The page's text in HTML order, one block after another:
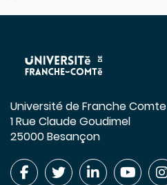
Université de Franche Comte
1 Rue Claude Goudimel
25000 Besançon